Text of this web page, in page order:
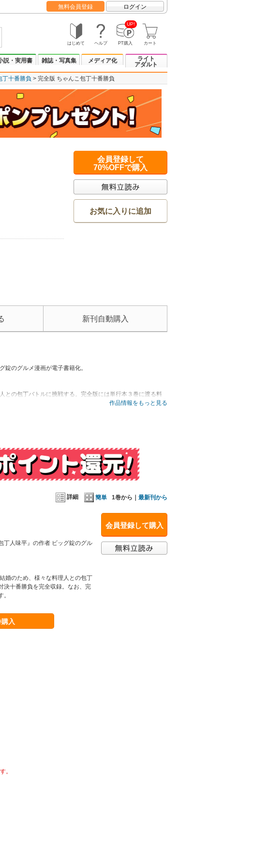
無料会員登録 ログイン
はじめて ヘルプ
UP!
PT購入 カート
説・実用書 雑誌・写真集 メディア化
ライト
アダルト
丁十番勝負 完全版 ちゃんこ包丁十番勝負
会員登録して
70%OFFで購入
お気に入りに追加
新刊自動購入
のグルメ漫画が電子書籍化。
との包丁バトルに挑戦する。完全版には単行本３巻に渡る料
作品情報をもっと見る
詳細 簡単 1巻から｜ 最新刊から
会員登録して購入
人味平』の作者 ビッグ錠のグル
婚のため、様々な料理人との包丁
決十番勝負を完全収録。なお、完
入
。